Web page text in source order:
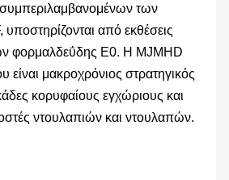
των
από εκθέσεις
φορμαλδεΰδης E0. Η MJMHD
είναι μακροχρόνιος στρατηγικός
κορυφαίους εγχώριους και
ντουλαπιών και ντουλαπών.